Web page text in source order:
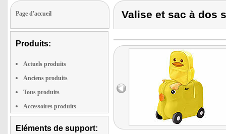
Page d'accueil
Produits:
Actuels produits
Anciens produits
Tous produits
Accessoires produits
Eléments de support:
Valise et sac à dos